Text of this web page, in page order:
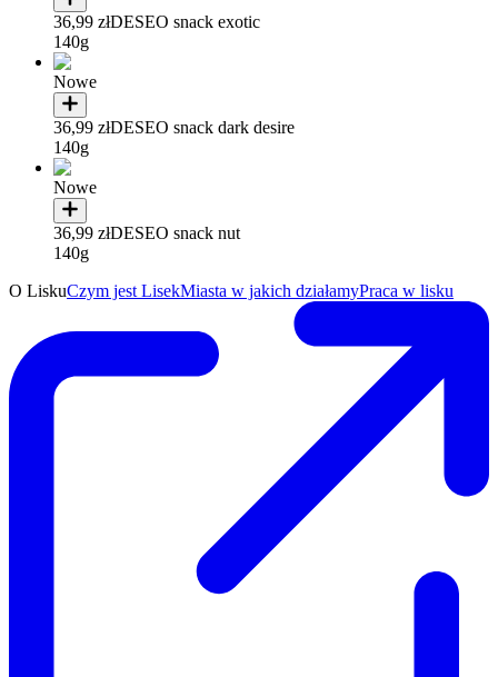
36,99 złDESEO snack exotic
140g
Nowe
36,99 złDESEO snack dark desire
140g
Nowe
36,99 złDESEO snack nut
140g
O LiskuCzym jest LisekMiasta w jakich działamyPraca w lisku